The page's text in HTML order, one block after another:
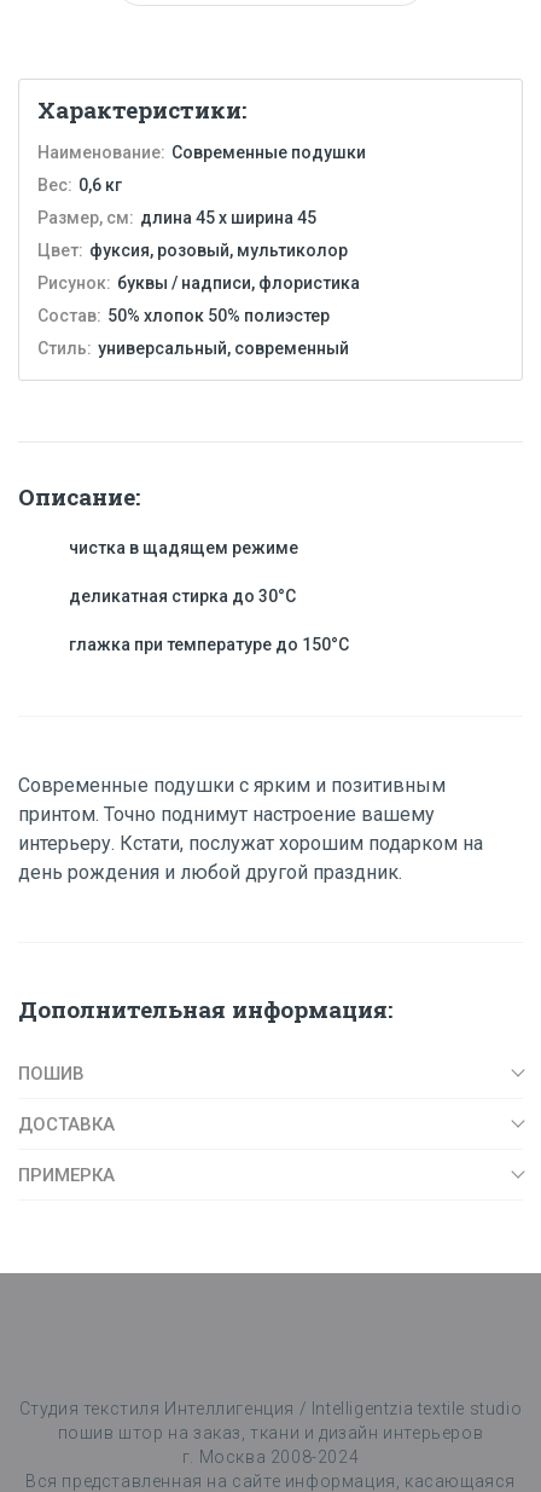
Характеристики:
Наименование: Современные подушки
Вес: 0,6 кг
Размер, см: длина 45 x ширина 45
Цвет: фуксия, розовый, мультиколор
Рисунок: буквы / надписи, флористика
Состав: 50% хлопок 50% полиэстер
Стиль: универсальный, современный
Описание:
чистка в щадящем режиме
деликатная стирка до 30°C
глажка при температуре до 150°C
Современные подушки c ярким и позитивным
принтом. Точно поднимут настроение вашему
интерьеру. Кстати, послужат хорошим подарком на
день рождения и любой другой праздник.
Дополнительная информация:
ПОШИВ
ДОСТАВКА
ПРИМЕРКА
Студия текстиля Интеллигенция / Intelligentzia textile studio
пошив штор на заказ, ткани и дизайн интерьеров
г. Москва 2008-2024
Вся представленная на сайте информация, касающаяся